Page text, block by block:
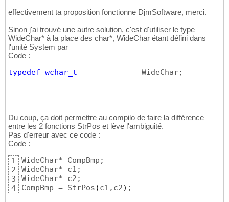
effectivement ta proposition fonctionne DjmSoftware, merci.
Sinon j'ai trouvé une autre solution, c'est d'utiliser le type
WideChar* à la place des char*, WideChar étant défini dans
l'unité System par
Code :
typedef wchar_t
              WideChar;
Du coup, ça doit permettre au compilo de faire la différence
entre les 2 fonctions StrPos et lève l'ambiguité.
Pas d'erreur avec ce code :
Code :
1
2
3
4
WideChar* CompBmp;
WideChar* c1;
WideChar* c2;
CompBmp = StrPos (c1,c2) ;